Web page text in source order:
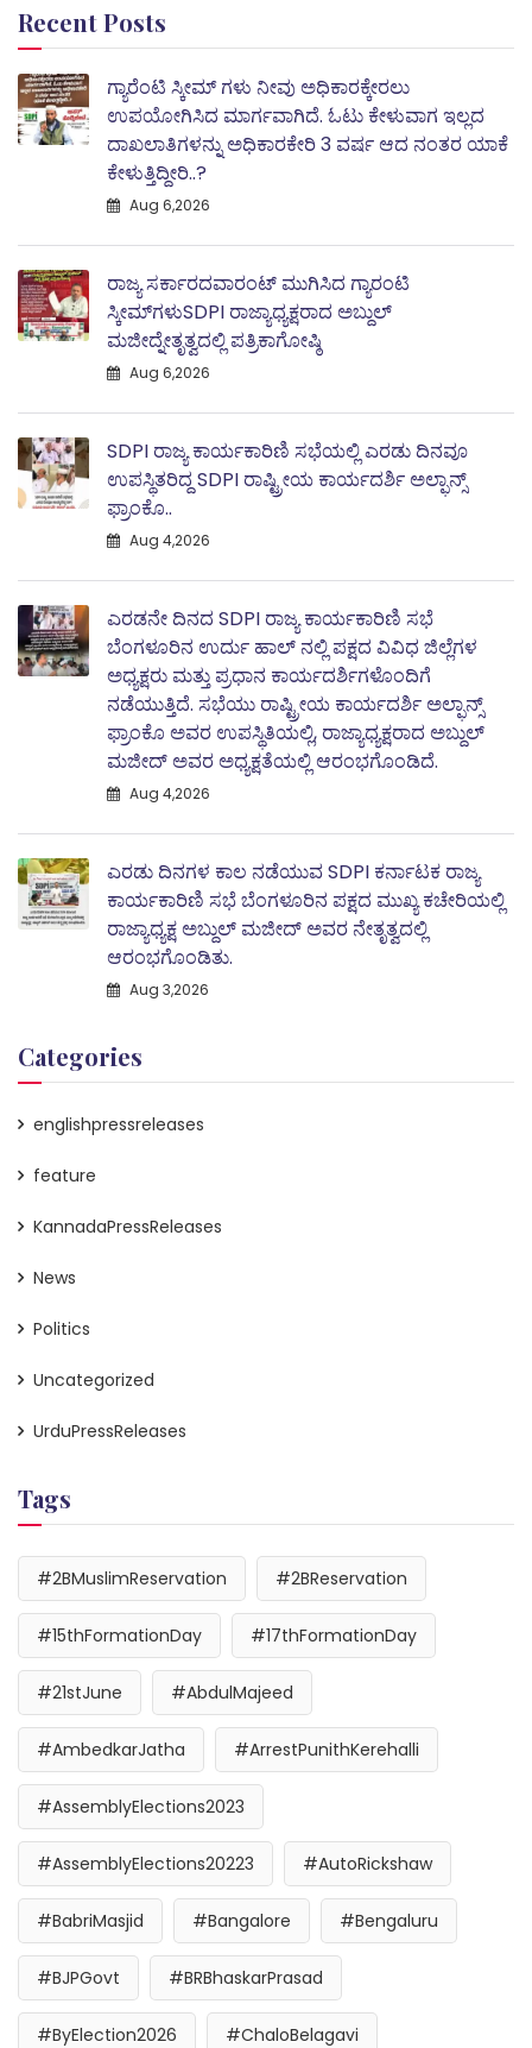
Recent Posts
ಗ್ಯಾರೆಂಟಿ ಸ್ಕೀಮ್ ಗಳು ನೀವು ಅಧಿಕಾರಕ್ಕೇರಲು
ಉಪಯೋಗಿಸಿದ ಮಾರ್ಗವಾಗಿದೆ. ಓಟು ಕೇಳುವಾಗ ಇಲ್ಲದ
ದಾಖಲಾತಿಗಳನ್ನು ಅಧಿಕಾರಕೇರಿ 3 ವರ್ಷ ಆದ ನಂತರ ಯಾಕೆ
ಕೇಳುತ್ತಿದ್ದೀರಿ..?
Aug 6,2026
ರಾಜ್ಯ ಸರ್ಕಾರದವಾರಂಟ್ ಮುಗಿಸಿದ ಗ್ಯಾರಂಟಿ
ಸ್ಕೀಮ್‌ಗಳುSDPI ರಾಜ್ಯಾಧ್ಯಕ್ಷರಾದ ಅಬ್ದುಲ್
ಮಜೀದ್ನೇತೃತ್ವದಲ್ಲಿ ಪತ್ರಿಕಾಗೋಷ್ಠಿ
Aug 6,2026
SDPI ರಾಜ್ಯ ಕಾರ್ಯಕಾರಿಣಿ ಸಭೆಯಲ್ಲಿ ಎರಡು ದಿನವೂ
ಉಪಸ್ಥಿತರಿದ್ದ SDPI ರಾಷ್ಟ್ರೀಯ ಕಾರ್ಯದರ್ಶಿ ಅಲ್ಫಾನ್ಸ್
ಫ್ರಾಂಕೊ..
Aug 4,2026
ಎರಡನೇ ದಿನದ SDPI ರಾಜ್ಯ ಕಾರ್ಯಕಾರಿಣಿ ಸಭೆ
ಬೆಂಗಳೂರಿನ ಉರ್ದು ಹಾಲ್ ನಲ್ಲಿ ಪಕ್ಷದ ವಿವಿಧ ಜಿಲ್ಲೆಗಳ
ಅಧ್ಯಕ್ಷರು ಮತ್ತು ಪ್ರಧಾನ ಕಾರ್ಯದರ್ಶಿಗಳೊಂದಿಗೆ
ನಡೆಯುತ್ತಿದೆ. ಸಭೆಯು ರಾಷ್ಟ್ರೀಯ ಕಾರ್ಯದರ್ಶಿ ಅಲ್ಫಾನ್ಸ್
ಫ್ರಾಂಕೊ ಅವರ ಉಪಸ್ಥಿತಿಯಲ್ಲಿ, ರಾಜ್ಯಾಧ್ಯಕ್ಷರಾದ ಅಬ್ದುಲ್‌
ಮಜೀದ್‌ ಅವರ ಅಧ್ಯಕ್ಷತೆಯಲ್ಲಿ ಆರಂಭಗೊಂಡಿದೆ.
Aug 4,2026
ಎರಡು ದಿನಗಳ ಕಾಲ ನಡೆಯುವ SDPI ಕರ್ನಾಟಕ ರಾಜ್ಯ
ಕಾರ್ಯಕಾರಿಣಿ ಸಭೆ ಬೆಂಗಳೂರಿನ ಪಕ್ಷದ ಮುಖ್ಯ ಕಚೇರಿಯಲ್ಲಿ
ರಾಜ್ಯಾಧ್ಯಕ್ಷ ಅಬ್ದುಲ್‌ ಮಜೀದ್ ಅವರ ನೇತೃತ್ವದಲ್ಲಿ
ಆರಂಭಗೊಂಡಿತು.
Aug 3,2026
Categories
englishpressreleases
feature
KannadaPressReleases
News
Politics
Uncategorized
UrduPressReleases
Tags
#2BMuslimReservation #2BReservation
#15thFormationDay #17thFormationDay
#21stJune #AbdulMajeed
#AmbedkarJatha #ArrestPunithKerehalli
#AssemblyElections2023
#AssemblyElections20223 #AutoRickshaw
#BabriMasjid #Bangalore #Bengaluru
#BJPGovt #BRBhaskarPrasad
#ByElection2026 #ChaloBelagavi